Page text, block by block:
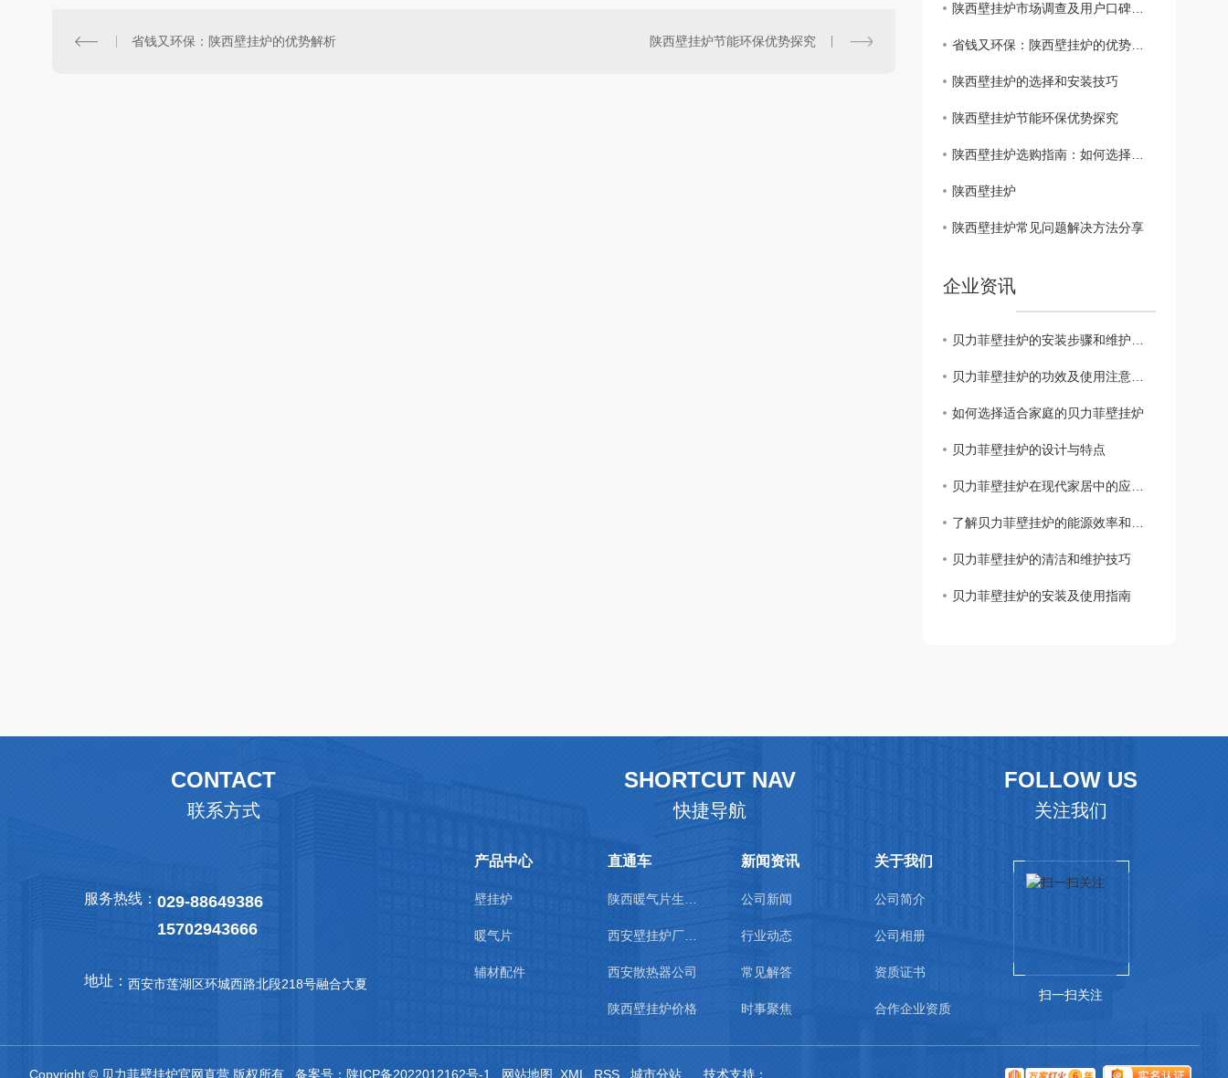
省钱又环保：陕西壁挂炉的优势解析 陕西壁挂炉节能环保优势探究
陕西壁挂炉市场调查及用户口碑分享
省钱又环保：陕西壁挂炉的优势解析
陕西壁挂炉的选择和安装技巧
陕西壁挂炉节能环保优势探究
陕西壁挂炉选购指南：如何选择适合家庭的壁挂炉
陕西壁挂炉
陕西壁挂炉常见问题解决方法分享
企业资讯
贝力菲壁挂炉的安装步骤和维护方法
贝力菲壁挂炉的功效及使用注意事项
如何选择适合家庭的贝力菲壁挂炉
贝力菲壁挂炉的设计与特点
贝力菲壁挂炉在现代家居中的应用与发展
了解贝力菲壁挂炉的能源效率和环保特性
贝力菲壁挂炉的清洁和维护技巧
贝力菲壁挂炉的安装及使用指南
CONTACT
联系方式
服务热线： 029-88649386
15702943666
地址： 西安市莲湖区环城西路北段218号融合大夏
SHORTCUT NAV
快捷导航
产品中心
壁挂炉
暖气片
辅材配件
直通车
陕西暖气片生产厂家
西安壁挂炉厂家直销
西安散热器公司
陕西壁挂炉价格
新闻资讯
公司新闻
行业动态
常见解答
时事聚焦
关于我们
公司简介
公司相册
资质证书
合作企业资质
FOLLOW US
关注我们
扫一扫关注
Copyright © 贝力菲壁挂炉官网直营 版权所有 备案号： 陕ICP备2022012162号-1 网站地图 XML RSS 城市分站 技术支持：